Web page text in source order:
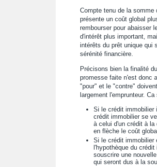
Compte tenu de la
présente un coût global
rembourser pour abaisser
d'intérêt plus important,
intérêts du prêt unique qui
sérénité financière.
Précisons bien la finalité
promesse faite n'est donc
"pour" et le "contre"
largement l'emprunteur.
Si le crédit immobilier
crédit immobilier se
à celui d'un crédit à la
en flèche le coût
Si le crédit immobilier
l'hypothèque du
souscrire une
qui seront dus à la